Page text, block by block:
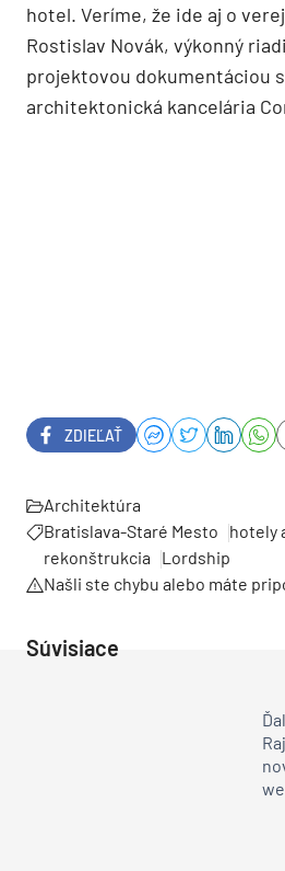
hotel. Veríme, že ide aj o
Rostislav Novák, výkonný
projektovou dokumentáciou
architektonická kancelária
ZDIEĽAŤ
Architektúra
Bratislava-Staré Mesto
hotely
rekonštrukcia
Lordship
Našli ste chybu alebo máte
Súvisiace